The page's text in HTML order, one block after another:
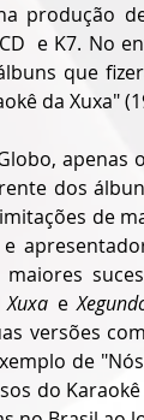
produção
e K7. No
que
da Xuxa"
dos
e
e
versões
de
do